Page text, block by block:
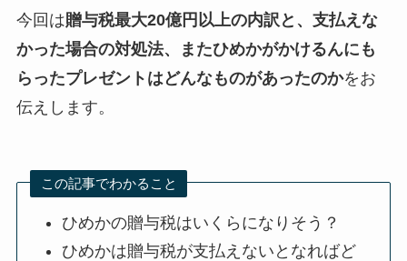
今回は贈与税最大20億円以上の内訳と、支払えな
かった場合の対処法、またひめかがかけるんにも
らったプレゼントはどんなものがあったのかをお
伝えします。
この記事でわかること
ひめかの贈与税はいくらになりそう？
ひめかは贈与税が支払えないとなればど